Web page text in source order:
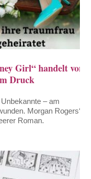
Girl“ handelt von
Druck
– am
Morgan Rogers‘
Roman.